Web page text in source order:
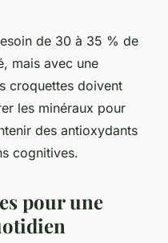
de 30 à 35 % de
mais avec une
croquettes doivent
les minéraux pour
des antioxydants
cognitives.
pour une